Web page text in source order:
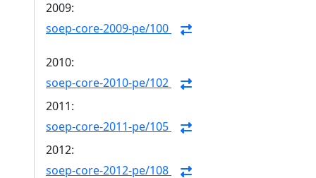
2009:
soep-core-2009-pe/100
2010:
soep-core-2010-pe/102
2011:
soep-core-2011-pe/105
2012:
soep-core-2012-pe/108